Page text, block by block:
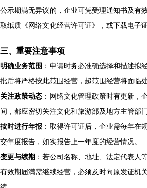
公示期满无异议的，企业可凭受理通知书及有
取纸质《网络文化经营许可证》，或下载电子证
三、重要注意事项
明确业务范围 ：申请时务必准确选择和描述拟
批后将严格按此范围经营，超范围经营将面临处
关注政策动态 ：网络文化管理政策时有更新，
间，都应密切关注文化和旅游部及地方主管部
按时进行年报 ：取得许可证后，企业需每年在
交年度报告，如实报告上一年度的经营情况。
变更与续期 ：若公司名称、地址、法定代表人
有效期届满需继续经营，必须及时向原发证机